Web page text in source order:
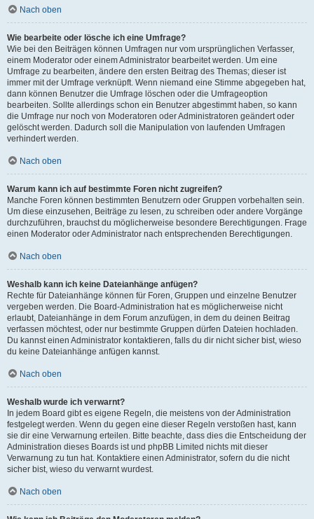
Nach oben
Wie bearbeite oder lösche ich eine Umfrage?
Wie bei den Beiträgen können Umfragen nur vom ursprünglichen Verfasser,
einem Moderator oder einem Administrator bearbeitet werden. Um eine
Umfrage zu bearbeiten, ändere den ersten Beitrag des Themas; dieser ist
immer mit der Umfrage verknüpft. Wenn niemand eine Stimme abgegeben hat,
dann können Benutzer die Umfrage löschen oder die Umfrageoption
bearbeiten. Sollte allerdings schon ein Benutzer abgestimmt haben, so kann
die Umfrage nur noch von Moderatoren oder Administratoren geändert oder
gelöscht werden. Dadurch soll die Manipulation von laufenden Umfragen
verhindert werden.
Nach oben
Warum kann ich auf bestimmte Foren nicht zugreifen?
Manche Foren können bestimmten Benutzern oder Gruppen vorbehalten sein.
Um diese einzusehen, Beiträge zu lesen, zu schreiben oder andere Vorgänge
durchzuführen, brauchst du möglicherweise besondere Berechtigungen. Frage
einen Moderator oder Administrator nach entsprechenden Berechtigungen.
Nach oben
Weshalb kann ich keine Dateianhänge anfügen?
Rechte für Dateianhänge können für Foren, Gruppen und einzelne Benutzer
vergeben werden. Die Board-Administration hat es möglicherweise nicht
erlaubt, Dateianhänge in dem Forum anzufügen, in dem du deinen Beitrag
verfassen möchtest, oder nur bestimmte Gruppen dürfen Dateien hochladen.
Du kannst einen Administrator kontaktieren, falls du dir nicht sicher bist, wieso
du keine Dateianhänge anfügen kannst.
Nach oben
Weshalb wurde ich verwarnt?
In jedem Board gibt es eigene Regeln, die meistens von der Administration
festgelegt werden. Wenn du gegen eine dieser Regeln verstoßen hast, kann
sie dir eine Verwarnung erteilen. Bitte beachte, dass dies die Entscheidung der
Administration dieses Boards ist und phpBB Limited nichts mit dieser
Verwarnung zu tun hat. Kontaktiere einen Administrator, sofern du die nicht
sicher bist, wieso du verwarnt wurdest.
Nach oben